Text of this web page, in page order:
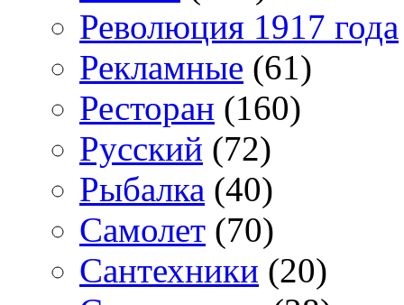
Революция 1917 года
Рекламные (61)
Ресторан (160)
Русский (72)
Рыбалка (40)
Самолет (70)
Сантехники (20)